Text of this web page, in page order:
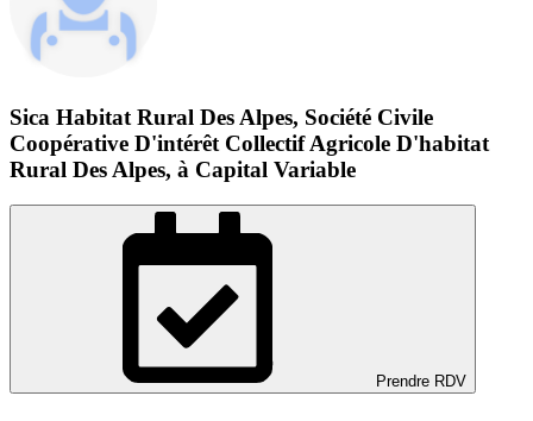
Sica Habitat Rural Des Alpes, Société Civile
Coopérative D'intérêt Collectif Agricole D'habitat
Rural Des Alpes, à Capital Variable
Prendre RDV